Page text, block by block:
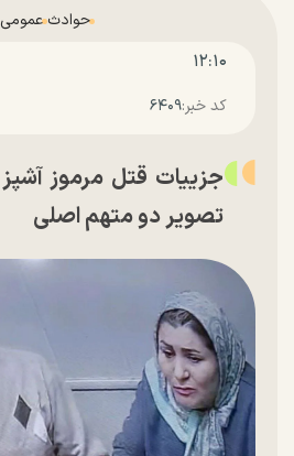
حوادث عمومی
۱۲:۱۰
کد خبر:۶۴۰۹
تصویر دو متهم اصلی